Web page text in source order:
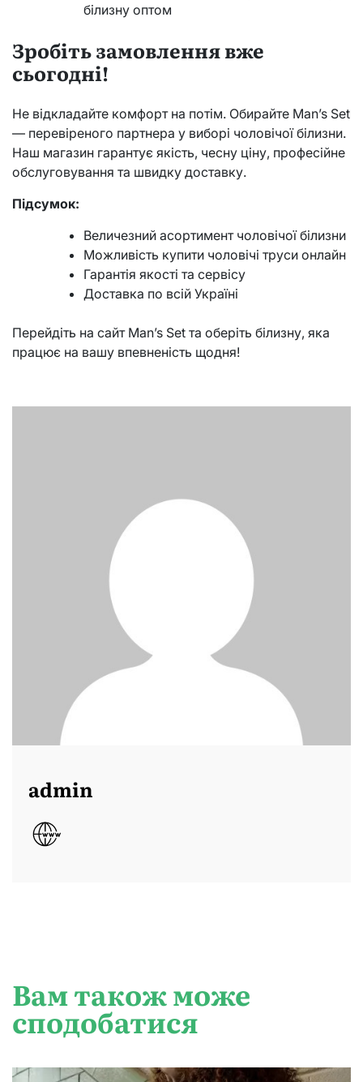
білизну оптом
Зробіть замовлення вже
сьогодні!
Не відкладайте комфорт на потім. Обирайте Man’s Set
— перевіреного партнера у виборі чоловічої білизни.
Наш магазин гарантує якість, чесну ціну, професійне
обслуговування та швидку доставку.
Підсумок:
Величезний асортимент чоловічої білизни
Можливість купити чоловічі труси онлайн
Гарантія якості та сервісу
Доставка по всій Україні
Перейдіть на сайт Man’s Set та оберіть білизну, яка
працює на вашу впевненість щодня!
admin
Вам також може
сподобатися